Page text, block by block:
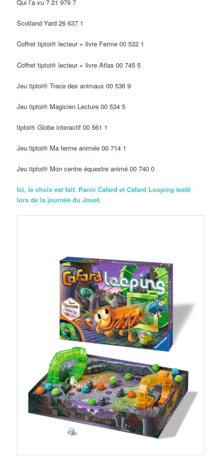
Qui l’a vu ? 21 979 7
Scotland Yard 26 637 1
Coffret tiptoi® lecteur + livre Ferme 00 532 1
Coffret tiptoi® lecteur + livre Atlas 00 745 5
Jeu tiptoi® Trace des animaux 00 536 9
Jeu tiptoi® Magicien Lecture 00 534 5
tiptoi® Globe interactif 00 561 1
Jeu tiptoi® Ma ferme animée 00 714 1
Jeu tiptoi® Mon centre équestre animé 00 740 0
Ici, le choix est fait: Panic Cafard et Cafard Looping testé
lors de la journée du Jouet.